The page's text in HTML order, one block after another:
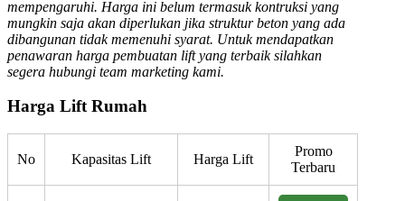
mempengaruhi. Harga ini belum termasuk kontruksi yang
mungkin saja akan diperlukan jika struktur beton yang ada
dibangunan tidak memenuhi syarat. Untuk mendapatkan
penawaran harga pembuatan lift yang terbaik silahkan
segera hubungi team marketing kami.
Harga Lift Rumah
No Kapasitas Lift Harga Lift
Promo
Terbaru